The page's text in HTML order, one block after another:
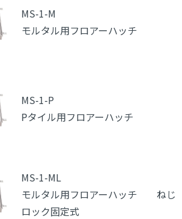
MS-1-M
モルタル用フロアーハッチ
MS-1-P
Pタイル用フロアーハッチ
MS-1-ML
モルタル用フロアーハッチ ねじ
ロック固定式